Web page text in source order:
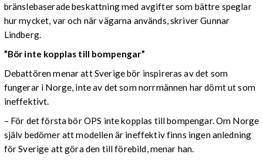
bränslebaserade beskattning med avgifter som bättre speglar
hur mycket, var och när vägarna används, skriver Gunnar
Lindberg.
”Bör inte kopplas till bompengar”
Debattören menar att Sverige bör inspireras av det som
fungerar i Norge, inte av det som norrmännen har dömt ut som
ineffektivt.
– För det första bör OPS inte kopplas till bompengar. Om Norge
själv bedömer att modellen är ineffektiv finns ingen anledning
för Sverige att göra den till förebild, menar han.